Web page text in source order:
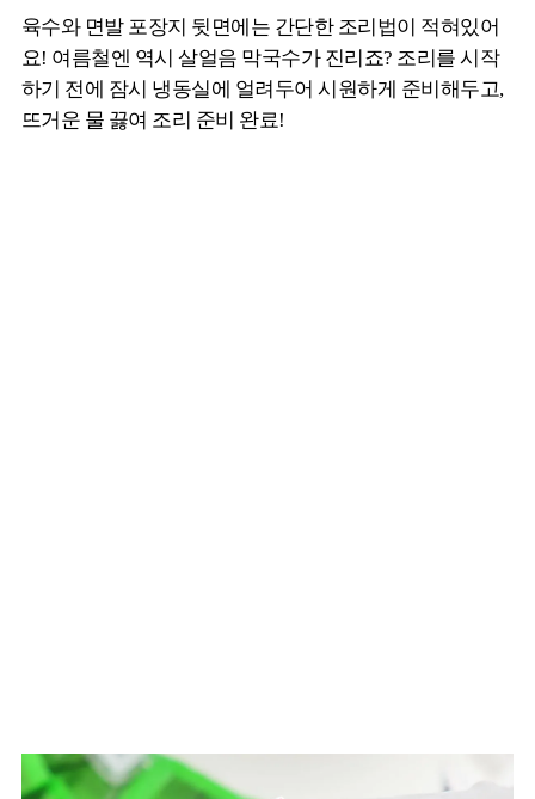
육수와 면발 포장지 뒷면에는 간단한 조리법이 적혀있어
요! 여름철엔 역시 살얼음 막국수가 진리죠? 조리를 시작
하기 전에 잠시 냉동실에 얼려두어 시원하게 준비해두고,
뜨거운 물 끓여 조리 준비 완료!